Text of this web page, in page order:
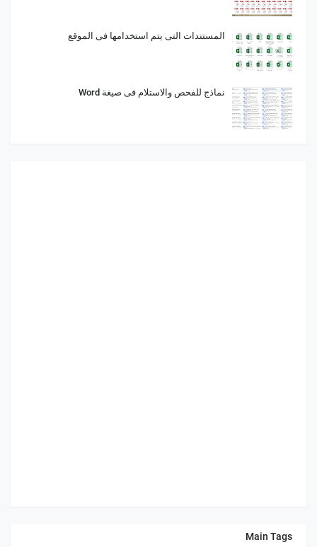
المستندات التى يتم استخدامها فى الموقع
نماذج للفحص والاستلام فى صيغة Word
Main Tags